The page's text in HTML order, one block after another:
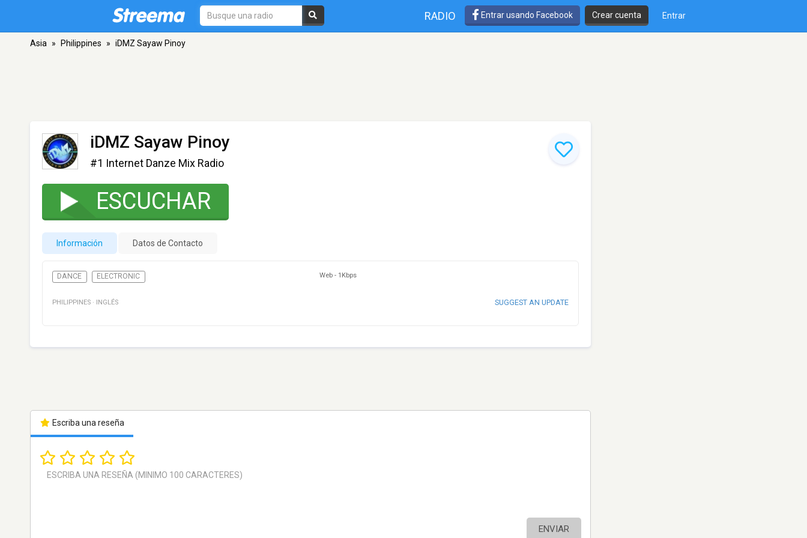
RADIO Entrar usando Facebook Crear cuenta Entrar
Asia » Philippines » iDMZ Sayaw Pinoy
iDMZ Sayaw Pinoy
#1 Internet Danze Mix Radio
ESCUCHAR
Información Datos de Contacto
DANCE ELECTRONIC Web - 1Kbps
PHILIPPINES · INGLÉS SUGGEST AN UPDATE
Escriba una reseña
ENVIAR